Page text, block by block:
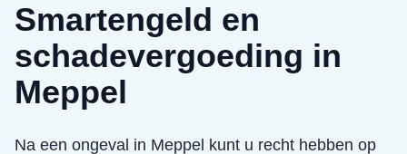
Smartengeld en
schadevergoeding in
Meppel
Na een ongeval in Meppel kunt u recht hebben op